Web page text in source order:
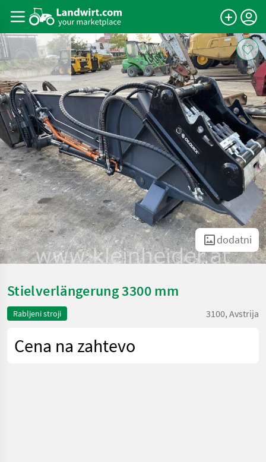
dodatni
Stielverlängerung 3300 mm
Rabljeni stroji 3100, Avstrija
Cena na zahtevo